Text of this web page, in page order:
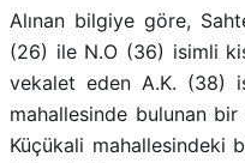
Alınan bilgiye göre,
(26) ile N.O (36) isimli
vekalet eden A.K. (38)
mahallesinde bulunan bir
Küçükali mahallesindeki